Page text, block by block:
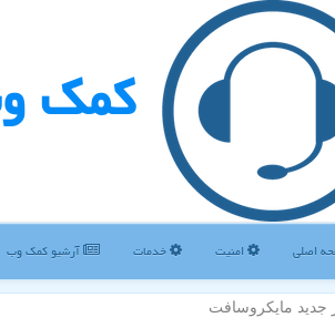
كمك
اصلی امنیت خدمات آرشیو كمك وب
جدید مایكروسافت